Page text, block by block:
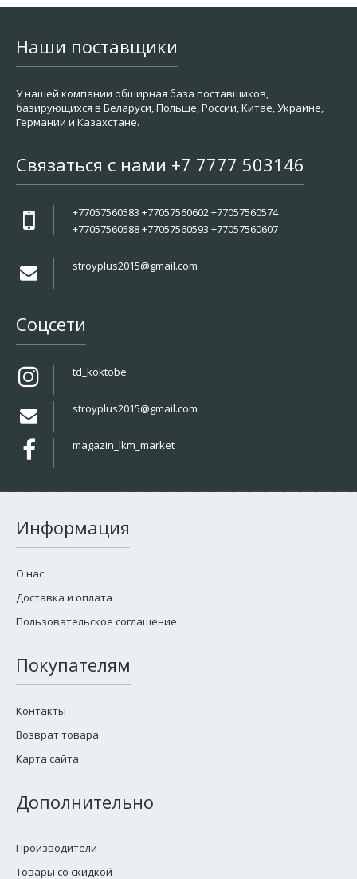
Наши поставщики
У нашей компании обширная база поставщиков,
базирующихся в Беларуси, Польше, России, Китае, Украине,
Германии и Казахстане.
Связаться с нами +7 7777 503146
+77057560583 +77057560602 +77057560574
+77057560588 +77057560593 +77057560607
stroyplus2015@gmail.com
Соцсети
td_koktobe
stroyplus2015@gmail.com
magazin_lkm_market
Информация
О нас
Доставка и оплата
Пользовательское соглашение
Покупателям
Контакты
Возврат товара
Карта сайта
Дополнительно
Производители
Товары со скидкой